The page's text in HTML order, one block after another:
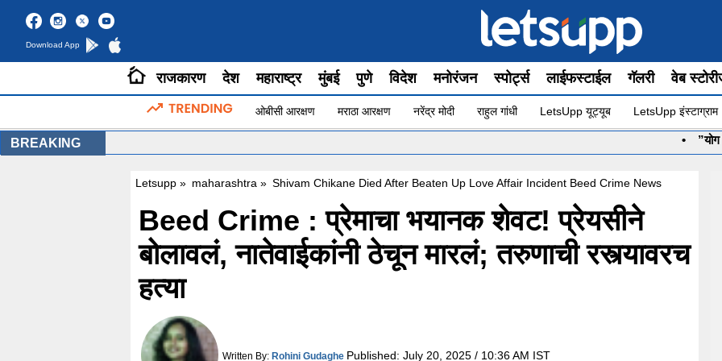
Download App
राजकारण देश महाराष्ट्र मुंबई पुणे विदेश मनोरंजन स्पोर्ट्स लाईफस्टाईल गॅलरी वेब
ओबीसी आरक्षण मराठा आरक्षण नरेंद्र मोदी राहुल गांधी LetsUpp यूट्यूब LetsUpp इंस्टाग्राम
BREAKING ”योग सुरू आहे
Letsupp » maharashtra » Shivam Chikane Died After Beaten Up Love Affair Incident Beed Crime News
Beed Crime : प्रेमाचा भयानक शेवट! प्रेयसीने
बोलावलं, नातेवाईकांनी ठेचून मारलं; तरुणाची रस्त्यावरच
हत्या
Written By: Rohini Gudaghe Published: July 20, 2025 / 10:36 AM IST